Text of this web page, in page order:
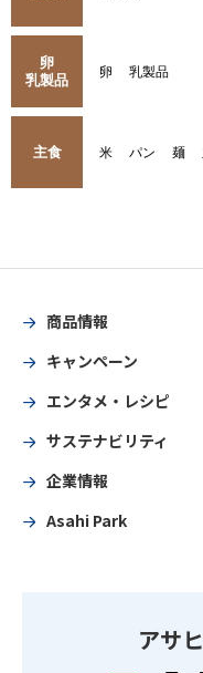
卵
乳製品
卵 乳製品
主食 米 パン 麺
商品情報
キャンペーン
エンタメ・レシピ
サステナビリティ
企業情報
Asahi Park
アサ